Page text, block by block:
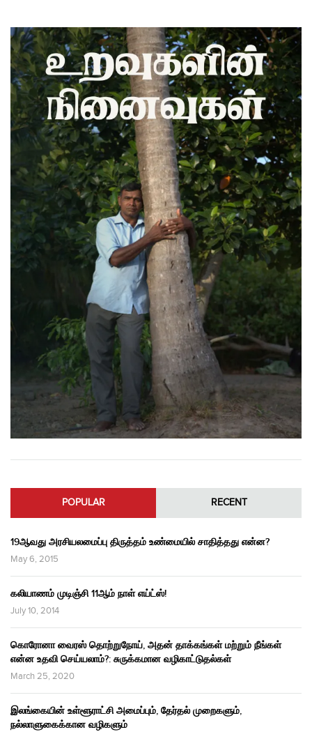
POPULAR RECENT
19ஆவது அரசியலமைப்பு திருத்தம் உண்மையில் சாதித்தது என்ன?
May 6, 2015
கலியாணம் முடிஞ்சி 11ஆம் நாள் எய்ட்ஸ்!
July 10, 2014
கொரோனா வைரஸ் தொற்றுநோய், அதன் தாக்கங்கள் மற்றும் நீங்கள்
என்ன உதவி செய்யலாம்?: சுருக்கமான வழிகாட்டுதல்கள்
March 25, 2020
இலங்கையின் உள்ளூராட்சி அமைப்பும், தேர்தல் முறைகளும்,
நல்லாளுகைக்கான வழிகளும்